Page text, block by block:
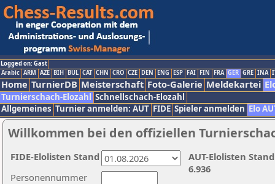
Logged on: Gast
Arabic ARM AZE BIH BUL CAT CHN CRO CZE DEN ENG ESP FAI FIN FRA GER GRE INA
Home TurnierDB Meisterschaft Foto-Galerie Meldekartei
Turnierschach-Elozahl Schnellschach-Elozahl
Allgemeines Turnier anmelden: AUT FIDE Spieler anmelden Elo
Willkommen bei den offiziellen
Personennummer
AUT-Elolisten
6.936
FIDE-Elolisten Stand